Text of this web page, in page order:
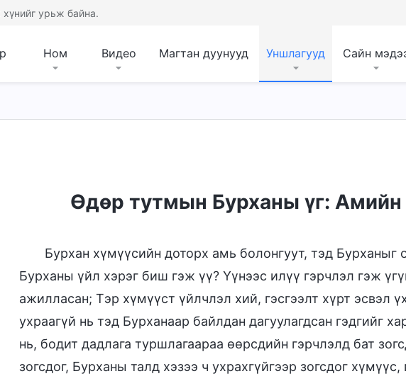
урьж байна.
Ном Видео Магтан дуунууд Уншлагууд Сайн
төгсгөл Өдөр тутмын Бурханы үг:
Бурхан хүмүүсийн доторх амь болонгуут, тэд Бурханыг
Бурханы үйл хэрэг биш гэж үү? Үүнээс илүү гэрчлэл гэж
ажилласан; Тэр хүмүүст үйлчлэл хий, гэсгээлт хүрт эсвэл
ухраагүй нь тэд Бурханаар байлдан дагуулагдсан гэдгийг
нь, бодит дадлага туршлагаараа өөрсдийн гэрчлэлд бат
зогсдог, Бурханы талд хэзээ ч ухрахгүйгээр зогсдог